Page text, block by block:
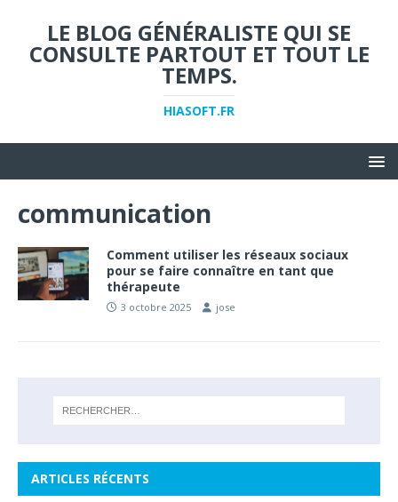
LE BLOG GÉNÉRALISTE QUI SE
CONSULTE PARTOUT ET TOUT LE
TEMPS.
HIASOFT.FR
communication
Comment utiliser les réseaux sociaux
pour se faire connaître en tant que
thérapeute
3 octobre 2025 jose
ARTICLES RÉCENTS